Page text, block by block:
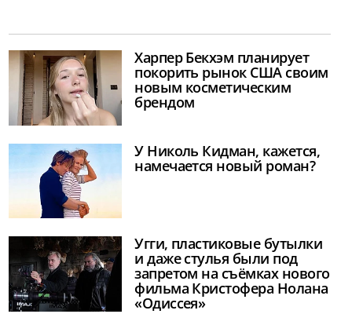
Харпер Бекхэм планирует
покорить рынок США своим
новым косметическим
брендом
У Николь Кидман, кажется,
намечается новый роман?
Угги, пластиковые бутылки
и даже стулья были под
запретом на съёмках нового
фильма Кристофера Нолана
«Одиссея»